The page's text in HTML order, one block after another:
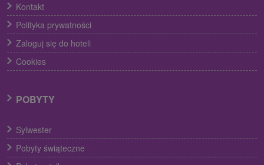
Kontakt
Polityka prywatności
Zaloguj się do hoteli
Cookies
POBYTY
Sylwester
Pobyty świąteczne